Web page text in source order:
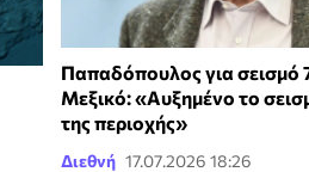
Παπαδόπουλος για σεισμό
Μεξικό: «Αυξημένο το
της περιοχής»
Διεθνή 17.07.2026 18:26